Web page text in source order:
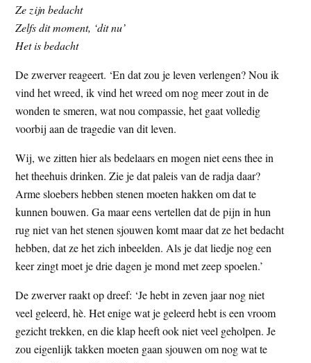
Ze zijn bedacht
Zelfs dit moment, ‘dit nu’
Het is bedacht
De zwerver reageert. ‘En dat zou je leven verlengen? Nou ik
vind het wreed, ik vind het wreed om nog meer zout in de
wonden te smeren, wat nou compassie, het gaat volledig
voorbij aan de tragedie van dit leven.
Wij, we zitten hier als bedelaars en mogen niet eens thee in
het theehuis drinken. Zie je dat paleis van de radja daar?
Arme sloebers hebben stenen moeten hakken om dat te
kunnen bouwen. Ga maar eens vertellen dat de pijn in hun
rug niet van het stenen sjouwen komt maar dat ze het bedacht
hebben, dat ze het zich inbeelden. Als je dat liedje nog een
keer zingt moet je drie dagen je mond met zeep spoelen.’
De zwerver raakt op dreef: ‘Je hebt in zeven jaar nog niet
veel geleerd, hè. Het enige wat je geleerd hebt is een vroom
gezicht trekken, en die klap heeft ook niet veel geholpen. Je
zou eigenlijk takken moeten gaan sjouwen om nog wat te